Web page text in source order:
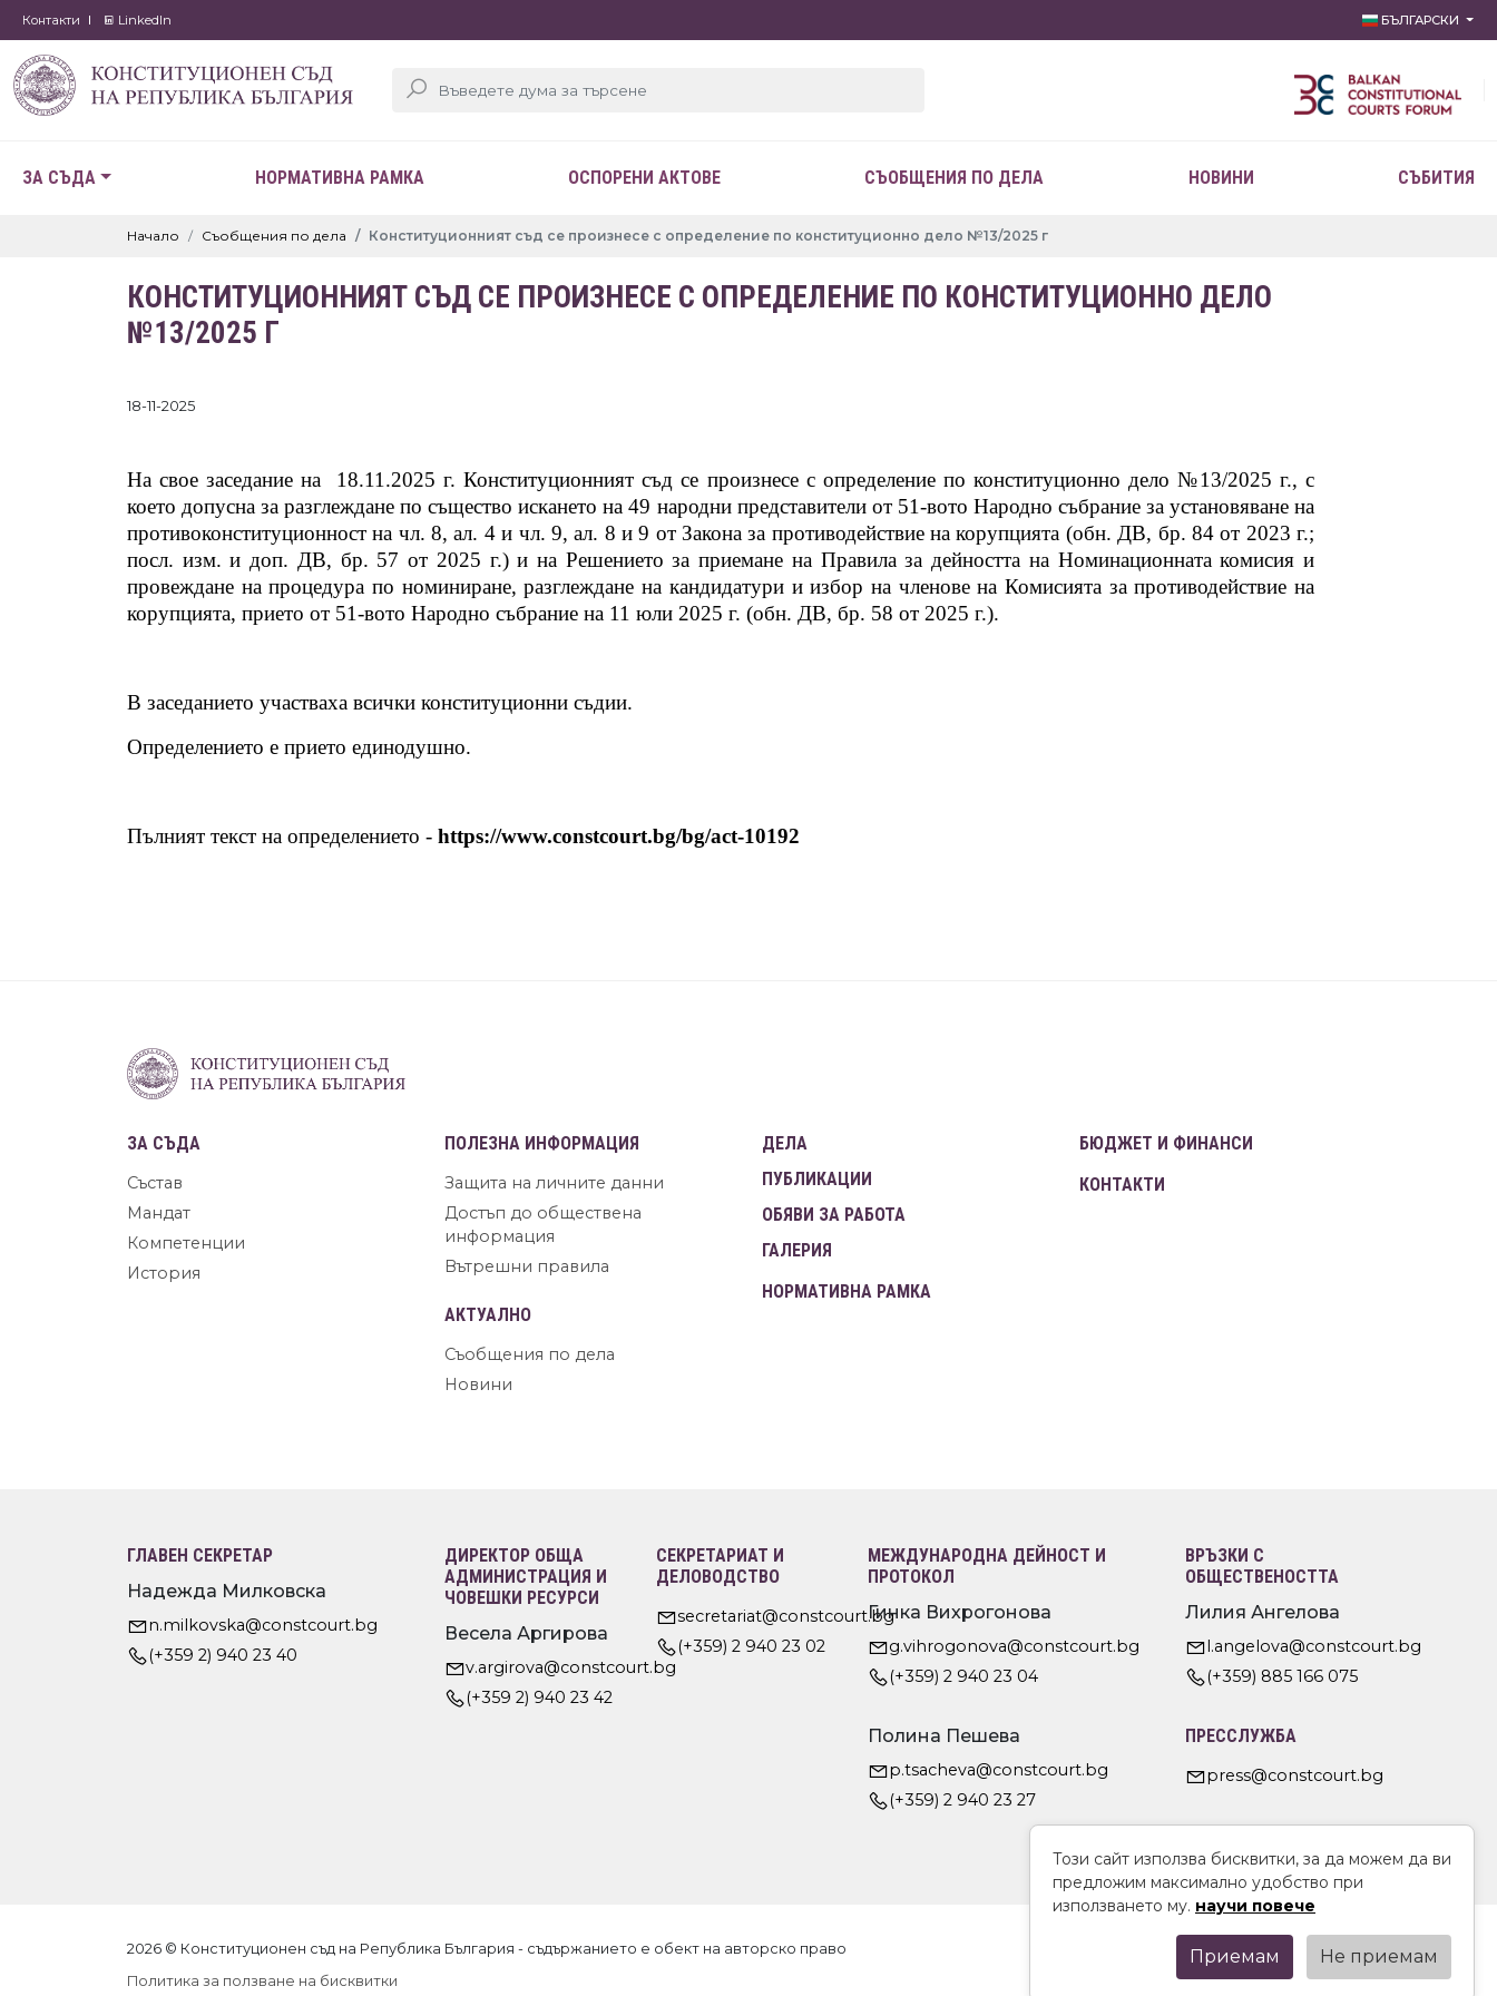
Контакти LinkedIn БЪЛГАРСКИ
ЗА СЪДА НОРМАТИВНА РАМКА ОСПОРЕНИ АКТОВЕ СЪОБЩЕНИЯ ПО ДЕЛА НОВИНИ СЪБИТИЯ
Начало Съобщения по дела Конституционният съд се произнесе с определение по конституционно дело №13/2025 г
КОНСТИТУЦИОННИЯТ СЪД СЕ ПРОИЗНЕСЕ С ОПРЕДЕЛЕНИЕ ПО КОНСТИТУЦИОННО ДЕЛО
№13/2025 Г
18-11-2025
На свое заседание на
18.11.2025 г. Конституционният съд се произнесе с определение по конституционно дело №13/2025 г., с
което допусна за разглеждане по същество искането на 49 народни представители от 51-вото Народно събрание за установяване на
противоконституционност на чл. 8, ал. 4 и чл. 9, ал. 8 и 9 от Закона за противодействие на корупцията (обн. ДВ, бр. 84 от 2023 г.;
посл. изм. и доп. ДВ, бр. 57 от 2025 г.) и на Решението за приемане на Правила за дейността на Номинационната комисия и
провеждане на процедура по номиниране, разглеждане на кандидатури и избор на членове на Комисията за противодействие на
корупцията, прието от 51-вото Народно събрание на 11 юли 2025 г. (обн. ДВ, бр. 58 от 2025 г.).
В заседанието участваха всички конституционни съдии.
Определението е прието единодушно.
Пълният текст на определението - https://www.constcourt.bg/bg/act-10192
ЗА СЪДА
Състав
Мандат
Компетенции
История
ПОЛЕЗНА ИНФОРМАЦИЯ
Защита на личните данни
Достъп до обществена
информация
Вътрешни правила
АКТУАЛНО
Съобщения по дела
Новини
ДЕЛА
ПУБЛИКАЦИИ
ОБЯВИ ЗА РАБОТА
ГАЛЕРИЯ
НОРМАТИВНА РАМКА
БЮДЖЕТ И ФИНАНСИ
КОНТАКТИ
ГЛАВЕН СЕКРЕТАР
Надежда Милковска
n.milkovska@constcourt.bg
(+359 2) 940 23 40
ДИРЕКТОР ОБЩА
АДМИНИСТРАЦИЯ И
ЧОВЕШКИ РЕСУРСИ
Весела Аргирова
v.argirova@constcourt.bg
(+359 2) 940 23 42
СЕКРЕТАРИАТ И
ДЕЛОВОДСТВО
secretariat@constcourt.bg
(+359) 2 940 23 02
МЕЖДУНАРОДНА ДЕЙНОСТ И
ПРОТОКОЛ
Гинка Вихрогонова
g.vihrogonova@constcourt.bg
(+359) 2 940 23 04
Полина Пешева
p.tsacheva@constcourt.bg
(+359) 2 940 23 27
ВРЪЗКИ С
ОБЩЕСТВЕНОСТТА
Лилия Ангелова
l.angelova@constcourt.bg
(+359) 885 166 075
ПРЕССЛУЖБА
press@constcourt.bg
2026 © Конституционен съд на Република България - съдържанието е обект на авторско право
Политика за ползване на бисквитки
Този сайт използва бисквитки, за да можем да ви
предложим максимално удобство при
използването му. научи повече
Приемам Не приемам